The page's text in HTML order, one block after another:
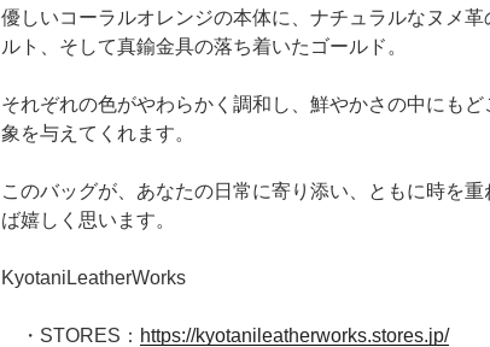
優しいコーラルオレンジの本体に、ナチュラルなヌメ革
ルト、そして真鍮金具の落ち着いたゴールド。
それぞれの色がやわらかく調和し、鮮やかさの中にもど
象を与えてくれます。
このバッグが、あなたの日常に寄り添い、ともに時を
ば嬉しく思います。
KyotaniLeatherWorks
・STORES： https://kyotanileatherworks.stores.jp/